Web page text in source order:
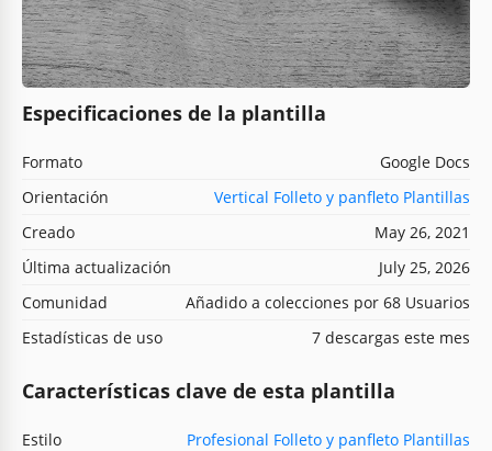
Especificaciones de la plantilla
Formato
Google Docs
Orientación
Vertical Folleto y panfleto Plantillas
Creado
May 26, 2021
Última actualización
July 25, 2026
Comunidad
Añadido a colecciones por 68 Usuarios
Estadísticas de uso
7 descargas este mes
Características clave de esta plantilla
Estilo Profesional Folleto y panfleto Plantillas